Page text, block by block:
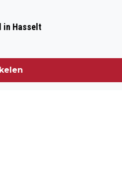
in Hasselt